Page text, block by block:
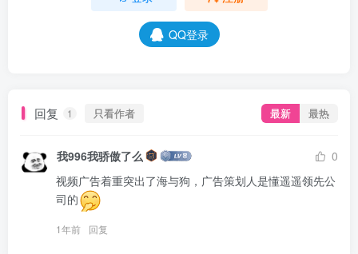
QQ登录
回复 1 只看作者 最新 最热
我996我骄傲了么
0
视频广告着重突出了海与狗，广告策划人是懂遥遥领先公
司的
1年前 回复